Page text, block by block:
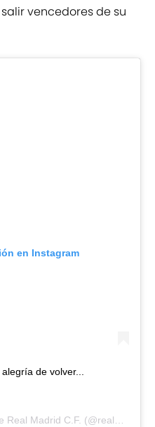
vencedores de su
en Instagram
de volver...
Real Madrid C.F. (@realmadrid) el